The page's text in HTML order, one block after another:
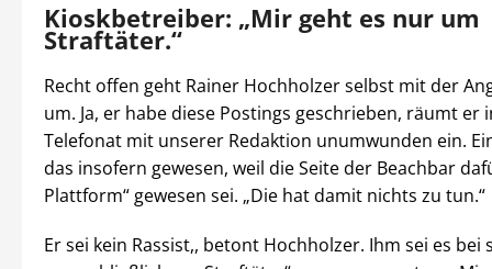
Kioskbetreiber: „Mir geht es nur um
Straftäter.“
Recht offen geht Rainer Hochholzer selbst mit der
um. Ja, er habe diese Postings geschrieben, räumt er
Telefonat mit unserer Redaktion unumwunden ein.
das insofern gewesen, weil die Seite der Beachbar
Plattform“ gewesen sei. „Die hat damit nichts zu tun.“
Er sei kein Rassist,, betont Hochholzer. Ihm sei es bei